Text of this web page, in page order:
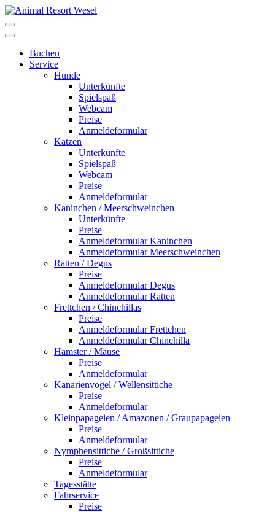
Buchen
Service
Hunde
Unterkünfte
Spielspaß
Webcam
Preise
Anmeldeformular
Katzen
Unterkünfte
Spielspaß
Webcam
Preise
Anmeldeformular
Kaninchen / Meerschweinchen
Unterkünfte
Preise
Anmeldeformular Kaninchen
Anmeldeformular Meerschweinchen
Ratten / Degus
Preise
Anmeldeformular Degus
Anmeldeformular Ratten
Frettchen / Chinchillas
Preise
Anmeldeformular Frettchen
Anmeldeformular Chinchilla
Hamster / Mäuse
Preise
Anmeldeformular
Kanarienvögel / Wellensittiche
Preise
Anmeldeformular
Kleinpapageien / Amazonen / Graupapageien
Preise
Anmeldeformular
Nymphensittiche / Großsittiche
Preise
Anmeldeformular
Tagesstätte
Fahrservice
Preise